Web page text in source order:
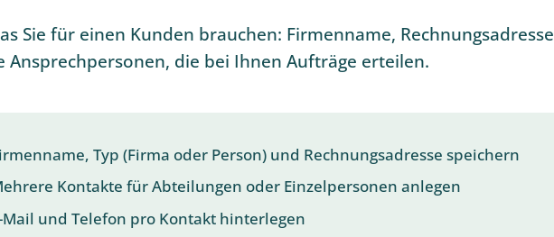
Sie für einen Kunden brauchen: Firmenname, Rechnungsadresse
Ansprechpersonen, die bei Ihnen Aufträge erteilen.
Typ (Firma oder Person) und Rechnungsadresse speichern
Kontakte für Abteilungen oder Einzelpersonen anlegen
Mail und Telefon pro Kontakt hinterlegen